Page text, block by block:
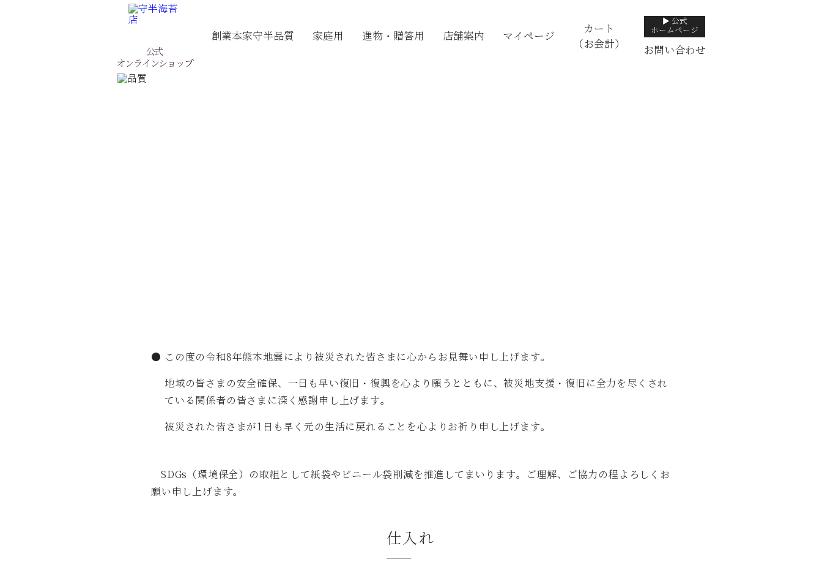
公式
オンラインショップ
創業本家守半品質 家庭用 進物・贈答用 店舗案内 マイページ
カート
（お会計）
▶ 公式
ホームページ
お問い合わせ
● この度の令和8年熊本地震により被災された皆さまに心からお見舞い申し上げます。
地域の皆さまの安全確保、一日も早い復旧・復興を心より願うとともに、被災地支援・復旧に全力を尽くされ
ている関係者の皆さまに深く感謝申し上げます。
被災された皆さまが1日も早く元の生活に戻れることを心よりお祈り申し上げます。
SDGs（環境保全）の取組として紙袋やビニール袋削減を推進してまいります。ご理解、ご協力の程よろしくお
願い申し上げます。
仕入れ